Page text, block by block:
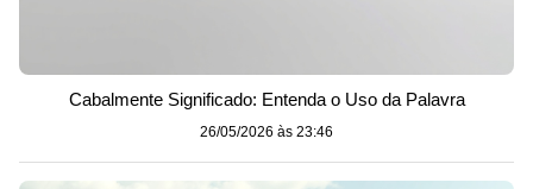
Cabalmente Significado: Entenda o Uso da Palavra
26/05/2026 às 23:46